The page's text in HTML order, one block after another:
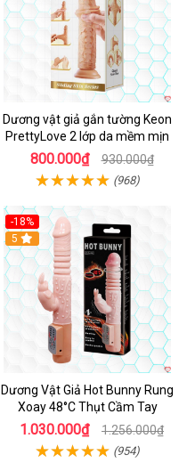
Dương vật giả gắn tường Keon
PrettyLove 2 lớp da mềm mịn
800.000₫ 930.000₫
(968)
-18%
Hot
5
Dương Vật Giả Hot Bunny Rung
Xoay 48°C Thụt Cầm Tay
1.030.000₫ 1.256.000₫
(954)